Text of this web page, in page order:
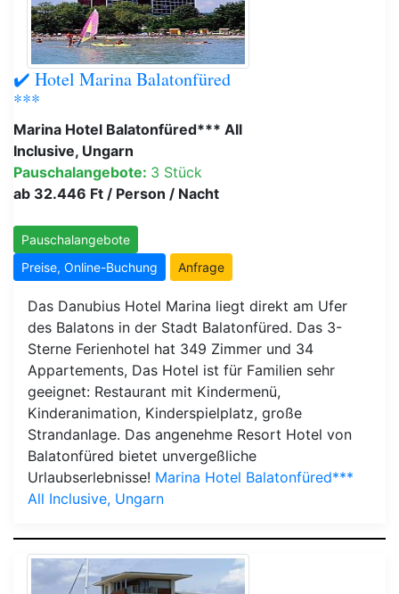
✔️ Hotel Marina Balatonfüred
***
Marina Hotel Balatonfüred*** All
Inclusive, Ungarn
Pauschalangebote: 3 Stück
ab 32.446 Ft / Person / Nacht
Pauschalangebote
Preise, Online-Buchung
Anfrage
Das Danubius Hotel Marina liegt direkt am Ufer
des Balatons in der Stadt Balatonfüred. Das 3-
Sterne Ferienhotel hat 349 Zimmer und 34
Appartements, Das Hotel ist für Familien sehr
geeignet: Restaurant mit Kindermenü,
Kinderanimation, Kinderspielplatz, große
Strandanlage. Das angenehme Resort Hotel von
Balatonfüred bietet unvergeßliche
Urlaubserlebnisse! Marina Hotel Balatonfüred***
All Inclusive, Ungarn